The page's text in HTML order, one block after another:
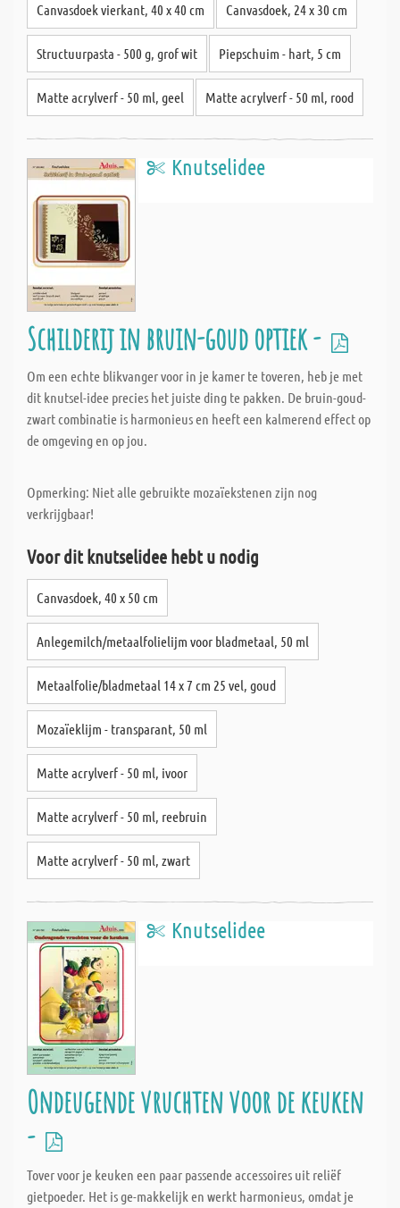
Canvasdoek vierkant, 40 x 40 cm Canvasdoek, 24 x 30 cm
Structuurpasta - 500 g, grof wit Piepschuim - hart, 5 cm
Matte acrylverf - 50 ml, geel Matte acrylverf - 50 ml, rood
Knutselidee
Schilderij in bruin-goud optiek -
Om een echte blikvanger voor in je kamer te toveren, heb je met
dit knutsel-idee precies het juiste ding te pakken. De bruin-goud-
zwart combinatie is harmonieus en heeft een kalmerend effect op
de omgeving en op jou.
Opmerking: Niet alle gebruikte mozaïekstenen zijn nog
verkrijgbaar!
Voor dit knutselidee hebt u nodig
Canvasdoek, 40 x 50 cm
Anlegemilch/metaalfolielijm voor bladmetaal, 50 ml
Metaalfolie/bladmetaal 14 x 7 cm 25 vel, goud
Mozaïeklijm - transparant, 50 ml
Matte acrylverf - 50 ml, ivoor
Matte acrylverf - 50 ml, reebruin
Matte acrylverf - 50 ml, zwart
Knutselidee
Ondeugende vruchten voor de keuken
-
Tover voor je keuken een paar passende accessoires uit reliëf
gietpoeder. Het is ge-makkelijk en werkt harmonieus, omdat je